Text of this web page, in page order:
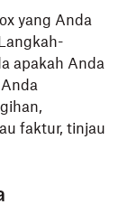
yang Anda
apakah Anda
faktur, tinjau